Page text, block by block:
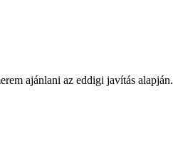
ajánlani az eddigi javítás alapján.